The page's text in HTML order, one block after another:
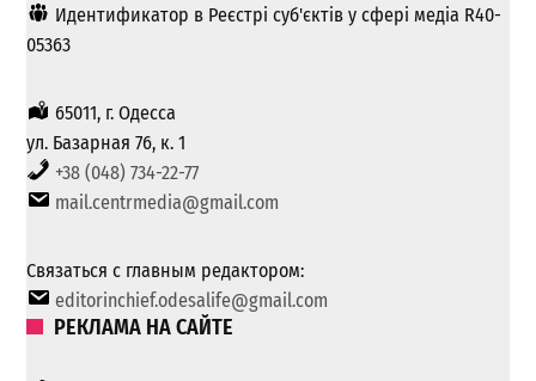
Идентификатор в Реєстрі суб'єктів у сфері медіа R40-
05363
65011, г. Одесса
ул. Базарная 76, к. 1
+38 (048) 734-22-77
mail.centrmedia@gmail.com
Связаться с главным редактором:
editorinchief.odesalife@gmail.com
РЕКЛАМА НА САЙТЕ